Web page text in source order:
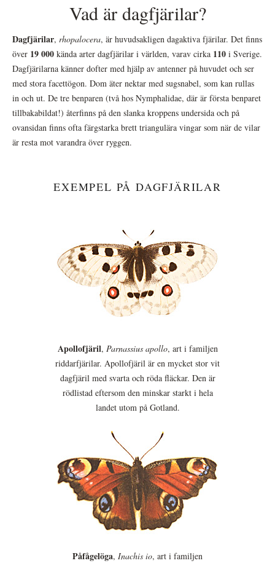
Vad är dagfjärilar?
Dagfjärilar, rhopalocera, är huvudsakligen dagaktiva fjärilar. Det finns
över 19 000 kända arter dagfjärilar i världen, varav cirka 110 i Sverige.
Dagfjärilarna känner dofter med hjälp av antenner på huvudet och ser
med stora facettögon. Dom äter nektar med sugsnabel, som kan rullas
in och ut. De tre benparen (två hos Nymphalidae, där är första benparet
tillbakabildat!) återfinns på den slanka kroppens undersida och på
ovansidan finns ofta färgstarka brett triangulära vingar som när de vilar
är resta mot varandra över ryggen.
EXEMPEL PÅ DAGFJÄRILAR
Apollofjäril, Parnassius apollo, art i familjen
riddarfjärilar. Apollofjäril är en mycket stor vit
dagfjäril med svarta och röda fläckar. Den är
rödlistad eftersom den minskar starkt i hela
landet utom på Gotland.
Påfågelöga, Inachis io, art i familjen